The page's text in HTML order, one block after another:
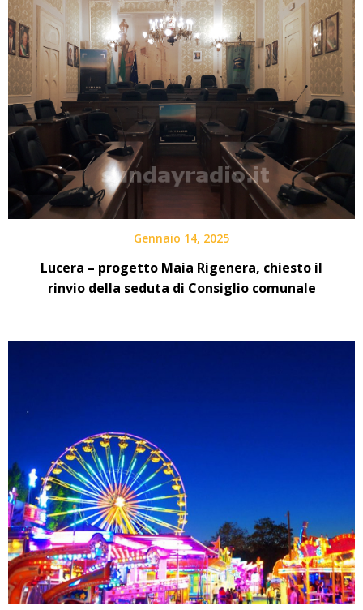
Gennaio 14, 2025
Lucera – progetto Maia Rigenera, chiesto il
rinvio della seduta di Consiglio comunale